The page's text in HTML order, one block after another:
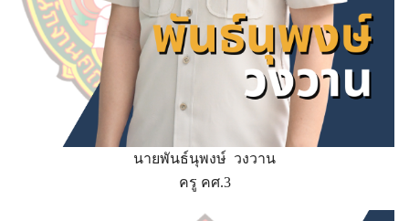
นายพันธ์นุพงษ์ วงวาน
ครู คศ.3